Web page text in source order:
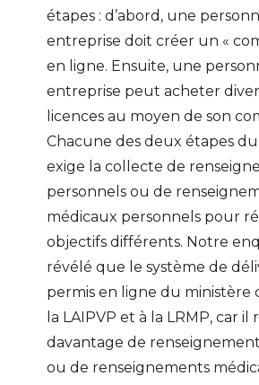
étapes : d’abord, une
entreprise doit créer un «
en ligne. Ensuite, une
entreprise peut acheter
licences au moyen de son
Chacune des deux étapes
exige la collecte de
personnels ou de
médicaux personnels pour
objectifs différents. Notre
révélé que le système de
permis en ligne du ministère
la LAIPVP et à la LRMP, car il
davantage de
ou de renseignements